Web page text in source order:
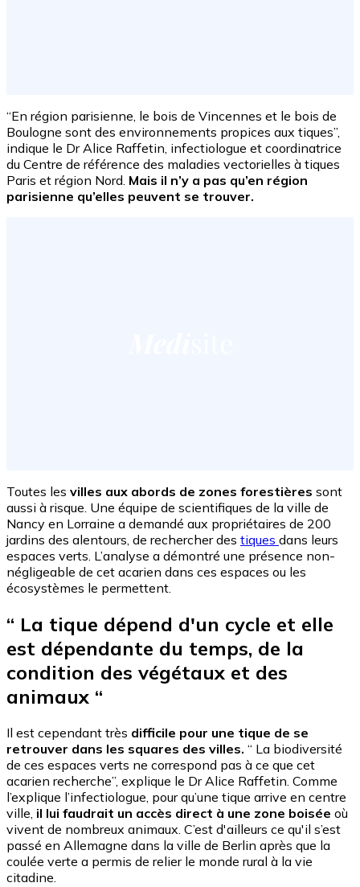
“En région parisienne, le bois de Vincennes et le bois de
Boulogne sont des environnements propices aux tiques”,
indique le Dr Alice Raffetin, infectiologue et coordinatrice
du Centre de référence des maladies vectorielles à tiques
Paris et région Nord. Mais il n’y a pas qu’en région
parisienne qu’elles peuvent se trouver.
Toutes les villes aux abords de zones forestières sont
aussi à risque. Une équipe de scientifiques de la ville de
Nancy en Lorraine a demandé aux propriétaires de 200
jardins des alentours, de rechercher des tiques dans leurs
espaces verts. L’analyse a démontré une présence non-
négligeable de cet acarien dans ces espaces ou les
écosystèmes le permettent.
“ La tique dépend d'un cycle et elle
est dépendante du temps, de la
condition des végétaux et des
animaux “
Il est cependant très difficile pour une tique de se
retrouver dans les squares des villes. “ La biodiversité
de ces espaces verts ne correspond pas à ce que cet
acarien recherche”, explique le Dr Alice Raffetin. Comme
l’explique l’infectiologue, pour qu’une tique arrive en centre
ville, il lui faudrait un accès direct à une zone boisée où
vivent de nombreux animaux. C’est d'ailleurs ce qu'il s’est
passé en Allemagne dans la ville de Berlin après que la
coulée verte a permis de relier le monde rural à la vie
citadine.